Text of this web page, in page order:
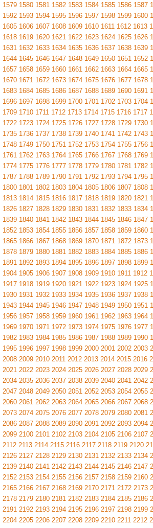
1579 1580 1581 1582 1583 1584 1585 1586 1587
1592 1593 1594 1595 1596 1597 1598 1599 1600
1605 1606 1607 1608 1609 1610 1611 1612 1613
1618 1619 1620 1621 1622 1623 1624 1625 1626
1631 1632 1633 1634 1635 1636 1637 1638 1639
1644 1645 1646 1647 1648 1649 1650 1651 1652
1657 1658 1659 1660 1661 1662 1663 1664 1665
1670 1671 1672 1673 1674 1675 1676 1677 1678
1683 1684 1685 1686 1687 1688 1689 1690 1691
1696 1697 1698 1699 1700 1701 1702 1703 1704
1709 1710 1711 1712 1713 1714 1715 1716 1717
1722 1723 1724 1725 1726 1727 1728 1729 1730
1735 1736 1737 1738 1739 1740 1741 1742 1743
1748 1749 1750 1751 1752 1753 1754 1755 1756
1761 1762 1763 1764 1765 1766 1767 1768 1769
1774 1775 1776 1777 1778 1779 1780 1781 1782
1787 1788 1789 1790 1791 1792 1793 1794 1795
1800 1801 1802 1803 1804 1805 1806 1807 1808
1813 1814 1815 1816 1817 1818 1819 1820 1821
1826 1827 1828 1829 1830 1831 1832 1833 1834
1839 1840 1841 1842 1843 1844 1845 1846 1847
1852 1853 1854 1855 1856 1857 1858 1859 1860
1865 1866 1867 1868 1869 1870 1871 1872 1873
1878 1879 1880 1881 1882 1883 1884 1885 1886
1891 1892 1893 1894 1895 1896 1897 1898 1899
1904 1905 1906 1907 1908 1909 1910 1911 1912
1917 1918 1919 1920 1921 1922 1923 1924 1925
1930 1931 1932 1933 1934 1935 1936 1937 1938
1943 1944 1945 1946 1947 1948 1949 1950 1951
1956 1957 1958 1959 1960 1961 1962 1963 1964
1969 1970 1971 1972 1973 1974 1975 1976 1977
1982 1983 1984 1985 1986 1987 1988 1989 1990
1995 1996 1997 1998 1999 2000 2001 2002 2003
2008 2009 2010 2011 2012 2013 2014 2015 2016
2021 2022 2023 2024 2025 2026 2027 2028 2029
2034 2035 2036 2037 2038 2039 2040 2041 2042
2047 2048 2049 2050 2051 2052 2053 2054 2055
2060 2061 2062 2063 2064 2065 2066 2067 2068
2073 2074 2075 2076 2077 2078 2079 2080 2081
2086 2087 2088 2089 2090 2091 2092 2093 2094
2099 2100 2101 2102 2103 2104 2105 2106 2107
2112 2113 2114 2115 2116 2117 2118 2119 2120
2126 2127 2128 2129 2130 2131 2132 2133 2134
2139 2140 2141 2142 2143 2144 2145 2146 2147
2152 2153 2154 2155 2156 2157 2158 2159 2160
2165 2166 2167 2168 2169 2170 2171 2172 2173
2178 2179 2180 2181 2182 2183 2184 2185 2186
2191 2192 2193 2194 2195 2196 2197 2198 2199
2204 2205 2206 2207 2208 2209 2210 2211 2212